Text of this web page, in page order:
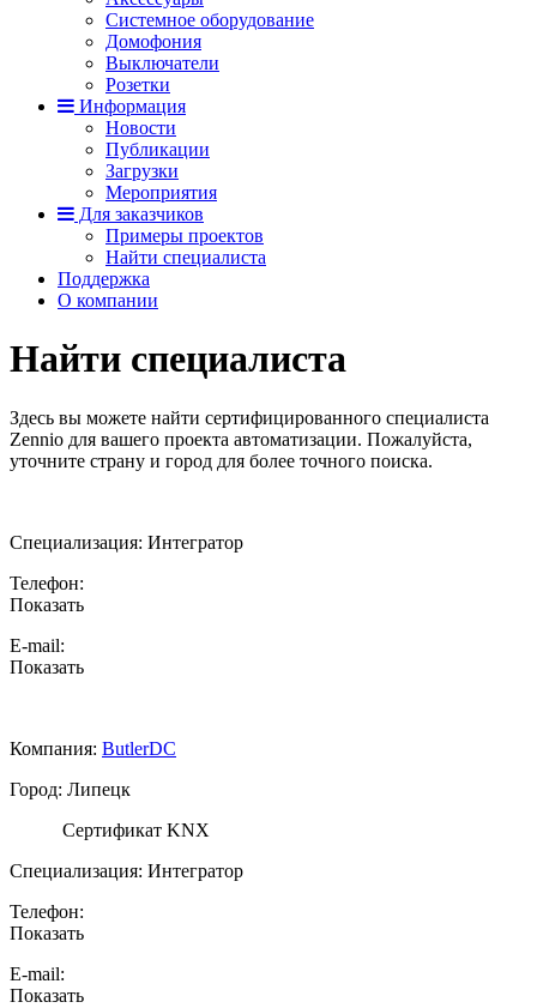
Системное оборудование
Домофония
Выключатели
Розетки
Информация
Новости
Публикации
Загрузки
Мероприятия
Для заказчиков
Примеры проектов
Найти специалиста
Поддержка
О компании
Найти специалиста
Здесь вы можете найти сертифицированного специалиста
Zennio для вашего проекта автоматизации. Пожалуйста,
уточните страну и город для более точного поиска.
Специализация: Интегратор
Телефон:
Показать
E-mail:
Показать
Компания: ButlerDC
Город: Липецк
Сертификат KNX
Специализация: Интегратор
Телефон:
Показать
E-mail:
Показать